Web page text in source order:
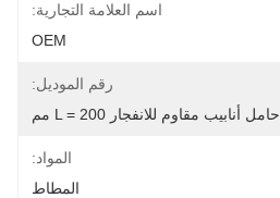
اسم العلامة التجارية:
OEM
رقم الموديل:
حامل أنابيب مقاوم للانفجار L = 200 مم
المواد:
المطاط